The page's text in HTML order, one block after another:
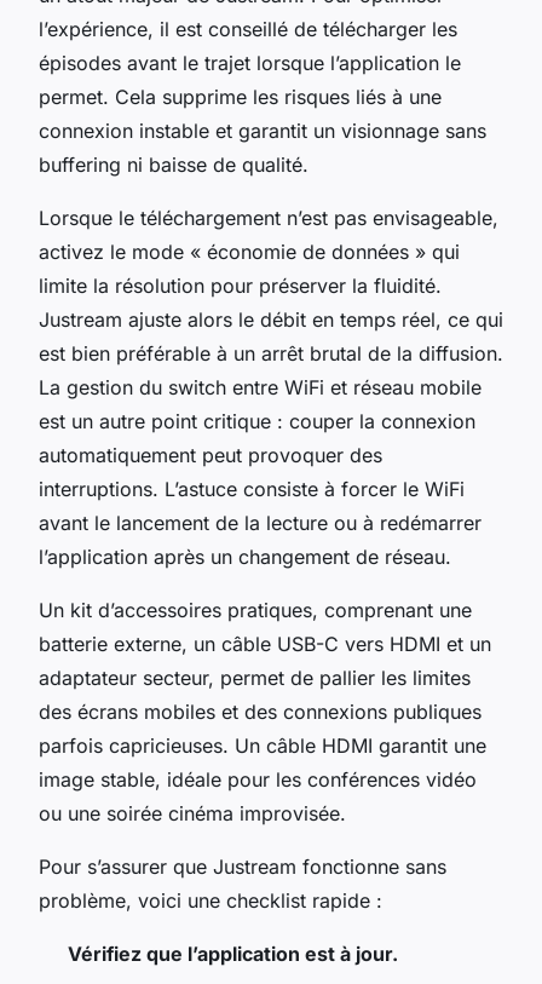
l’expérience, il est conseillé de télécharger les
épisodes avant le trajet lorsque l’application le
permet. Cela supprime les risques liés à une
connexion instable et garantit un visionnage sans
buffering ni baisse de qualité.
Lorsque le téléchargement n’est pas envisageable,
activez le mode « économie de données » qui
limite la résolution pour préserver la fluidité.
Justream ajuste alors le débit en temps réel, ce qui
est bien préférable à un arrêt brutal de la diffusion.
La gestion du switch entre WiFi et réseau mobile
est un autre point critique : couper la connexion
automatiquement peut provoquer des
interruptions. L’astuce consiste à forcer le WiFi
avant le lancement de la lecture ou à redémarrer
l’application après un changement de réseau.
Un kit d’accessoires pratiques, comprenant une
batterie externe, un câble USB-C vers HDMI et un
adaptateur secteur, permet de pallier les limites
des écrans mobiles et des connexions publiques
parfois capricieuses. Un câble HDMI garantit une
image stable, idéale pour les conférences vidéo
ou une soirée cinéma improvisée.
Pour s’assurer que Justream fonctionne sans
problème, voici une checklist rapide :
Vérifiez que l’application est à jour.